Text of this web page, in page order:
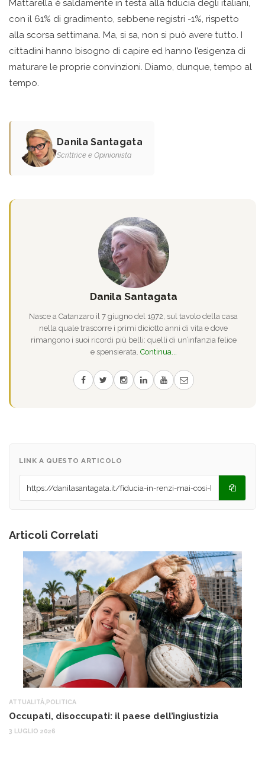
Mattarella è saldamente in testa alla fiducia degli italiani,
con il 61% di gradimento, sebbene registri -1%, rispetto
alla scorsa settimana. Ma, si sa, non si può avere tutto. I
cittadini hanno bisogno di capire ed hanno l’esigenza di
maturare le proprie convinzioni. Diamo, dunque, tempo al
tempo.
Danila Santagata
Scrittrice e Opinionista
Danila Santagata
Nasce a Catanzaro il 7 giugno del 1972, sul tavolo della casa
nella quale trascorre i primi diciotto anni di vita e dove
rimangono i suoi ricordi più belli: quelli di un’infanzia felice
e spensierata. Continua...
LINK A QUESTO ARTICOLO
Articoli Correlati
ATTUALITÀ POLITICA
Occupati, disoccupati: il paese dell’ingiustizia
3 LUGLIO 2026